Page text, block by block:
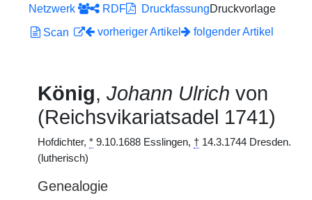
Netzwerk
RDF DruckfassungDruckvorlage
Scan
vorheriger Artikel folgender Artikel
König, Johann Ulrich von
(Reichsvikariatsadel 1741)
Hofdichter, * 9.10.1688 Esslingen, † 14.3.1744 Dresden.
(lutherisch)
Genealogie